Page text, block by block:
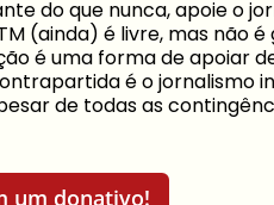
do que nunca, apoie o
(ainda) é livre, mas não
é uma forma de apoiar
é o jornalismo
de todas as
um donativo!